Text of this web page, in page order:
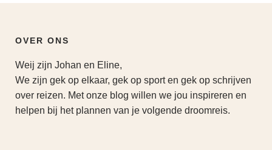
OVER ONS
Weij zijn Johan en Eline,
We zijn gek op elkaar, gek op sport en gek op schrijven
over reizen. Met onze blog willen we jou inspireren en
helpen bij het plannen van je volgende droomreis.